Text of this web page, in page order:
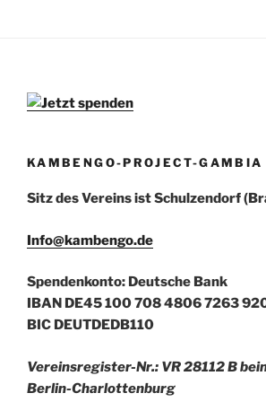
KAMBENGO-PROJECT-GAMBIA
Sitz des Vereins ist Schulzendorf
Info@kambengo.de
Spendenkonto: Deutsche Bank
IBAN DE45 100 708 4806 7263
BIC DEUTDEDB110
Vereinsregister-Nr.: VR 28112 B
Berlin-Charlottenburg